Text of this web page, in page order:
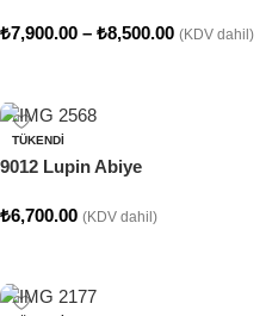
₺7,900.00 – ₺8,500.00 (KDV dahil)
TÜKENDI
9012 Lupin Abiye
₺6,700.00 (KDV dahil)